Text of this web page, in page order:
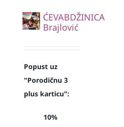
ĆEVABDŽINICA
Brajlović
Popust uz
"Porodičnu 3
plus karticu":
10%